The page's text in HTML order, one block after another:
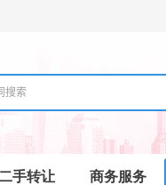
手转让 商务服务